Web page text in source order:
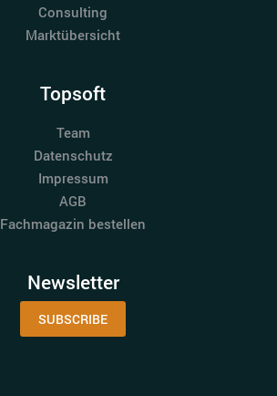
Consulting
Marktübersicht
Topsoft
Team
Datenschutz
Impressum
AGB
Fachmagazin bestellen
Newsletter
SUBSCRIBE